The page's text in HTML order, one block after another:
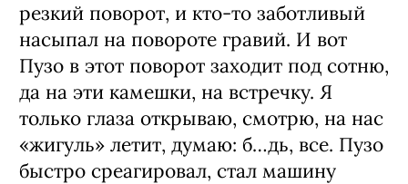
резкий поворот, и кто-то заботливый
насыпал на повороте гравий. И вот
Пузо в этот поворот заходит под сотню,
да на эти камешки, на встречку. Я
только глаза открываю, смотрю, на нас
«жигуль» летит, думаю: б…дь, все. Пузо
быстро среагировал, стал машину